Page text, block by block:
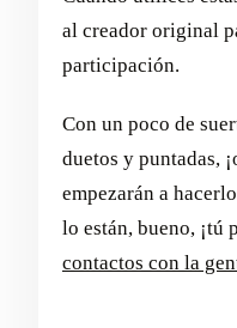
al creador original
participación.
Con un poco de
duetos y puntadas,
empezarán a
lo están, bueno, ¡tú
contactos con la